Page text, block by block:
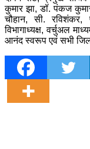
कुमार झा, डॉ. पंकज कुमार
चौहान, सी. रविशंकर,
विभागाध्यक्ष, वर्चुअल
आनंद स्वरूप एवं सभी